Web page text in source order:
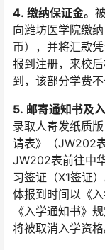
4. 缴纳保证金。
向潍坊医学院缴
币），并将汇款
报到注册，来校
到，该部分学费不
5. 邮寄通知书及入
录取人寄发纸质
请表》（JW202
JW202表前往中
习签证（X1签证
体报到时间以《
《入学通知书》
将被取消入学资格